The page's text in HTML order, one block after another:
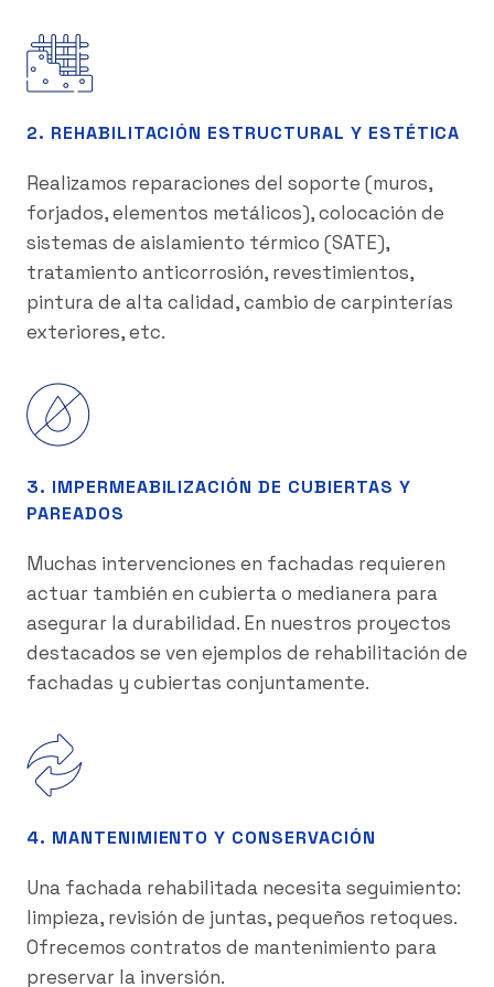
2. REHABILITACIÓN ESTRUCTURAL Y ESTÉTICA
Realizamos reparaciones del soporte (muros,
forjados, elementos metálicos), colocación de
sistemas de aislamiento térmico (SATE),
tratamiento anticorrosión, revestimientos,
pintura de alta calidad, cambio de carpinterías
exteriores, etc.
3. IMPERMEABILIZACIÓN DE CUBIERTAS Y
PAREADOS
Muchas intervenciones en fachadas requieren
actuar también en cubierta o medianera para
asegurar la durabilidad. En nuestros proyectos
destacados se ven ejemplos de rehabilitación de
fachadas y cubiertas conjuntamente.
4. MANTENIMIENTO Y CONSERVACIÓN
Una fachada rehabilitada necesita seguimiento:
limpieza, revisión de juntas, pequeños retoques.
Ofrecemos contratos de mantenimiento para
preservar la inversión.